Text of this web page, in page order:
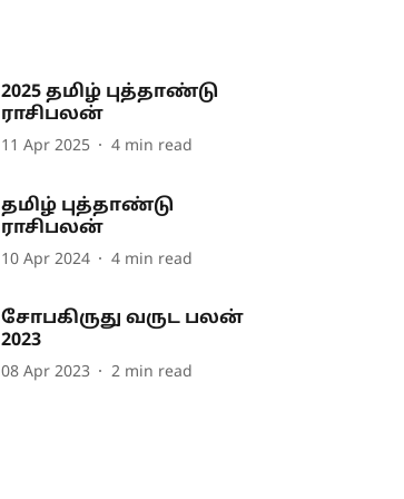
2025 தமிழ் புத்தாண்டு
ராசிபலன்
11 Apr 2025 4 min read
தமிழ் புத்தாண்டு
ராசிபலன்
10 Apr 2024 4 min read
சோபகிருது வருட பலன்
2023
08 Apr 2023 2 min read